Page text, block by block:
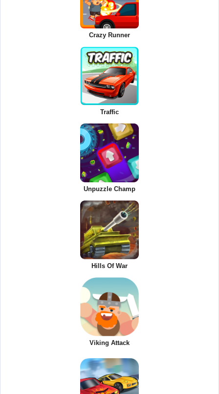
Crazy Runner
Traffic
Unpuzzle Champ
Hills Of War
Viking Attack